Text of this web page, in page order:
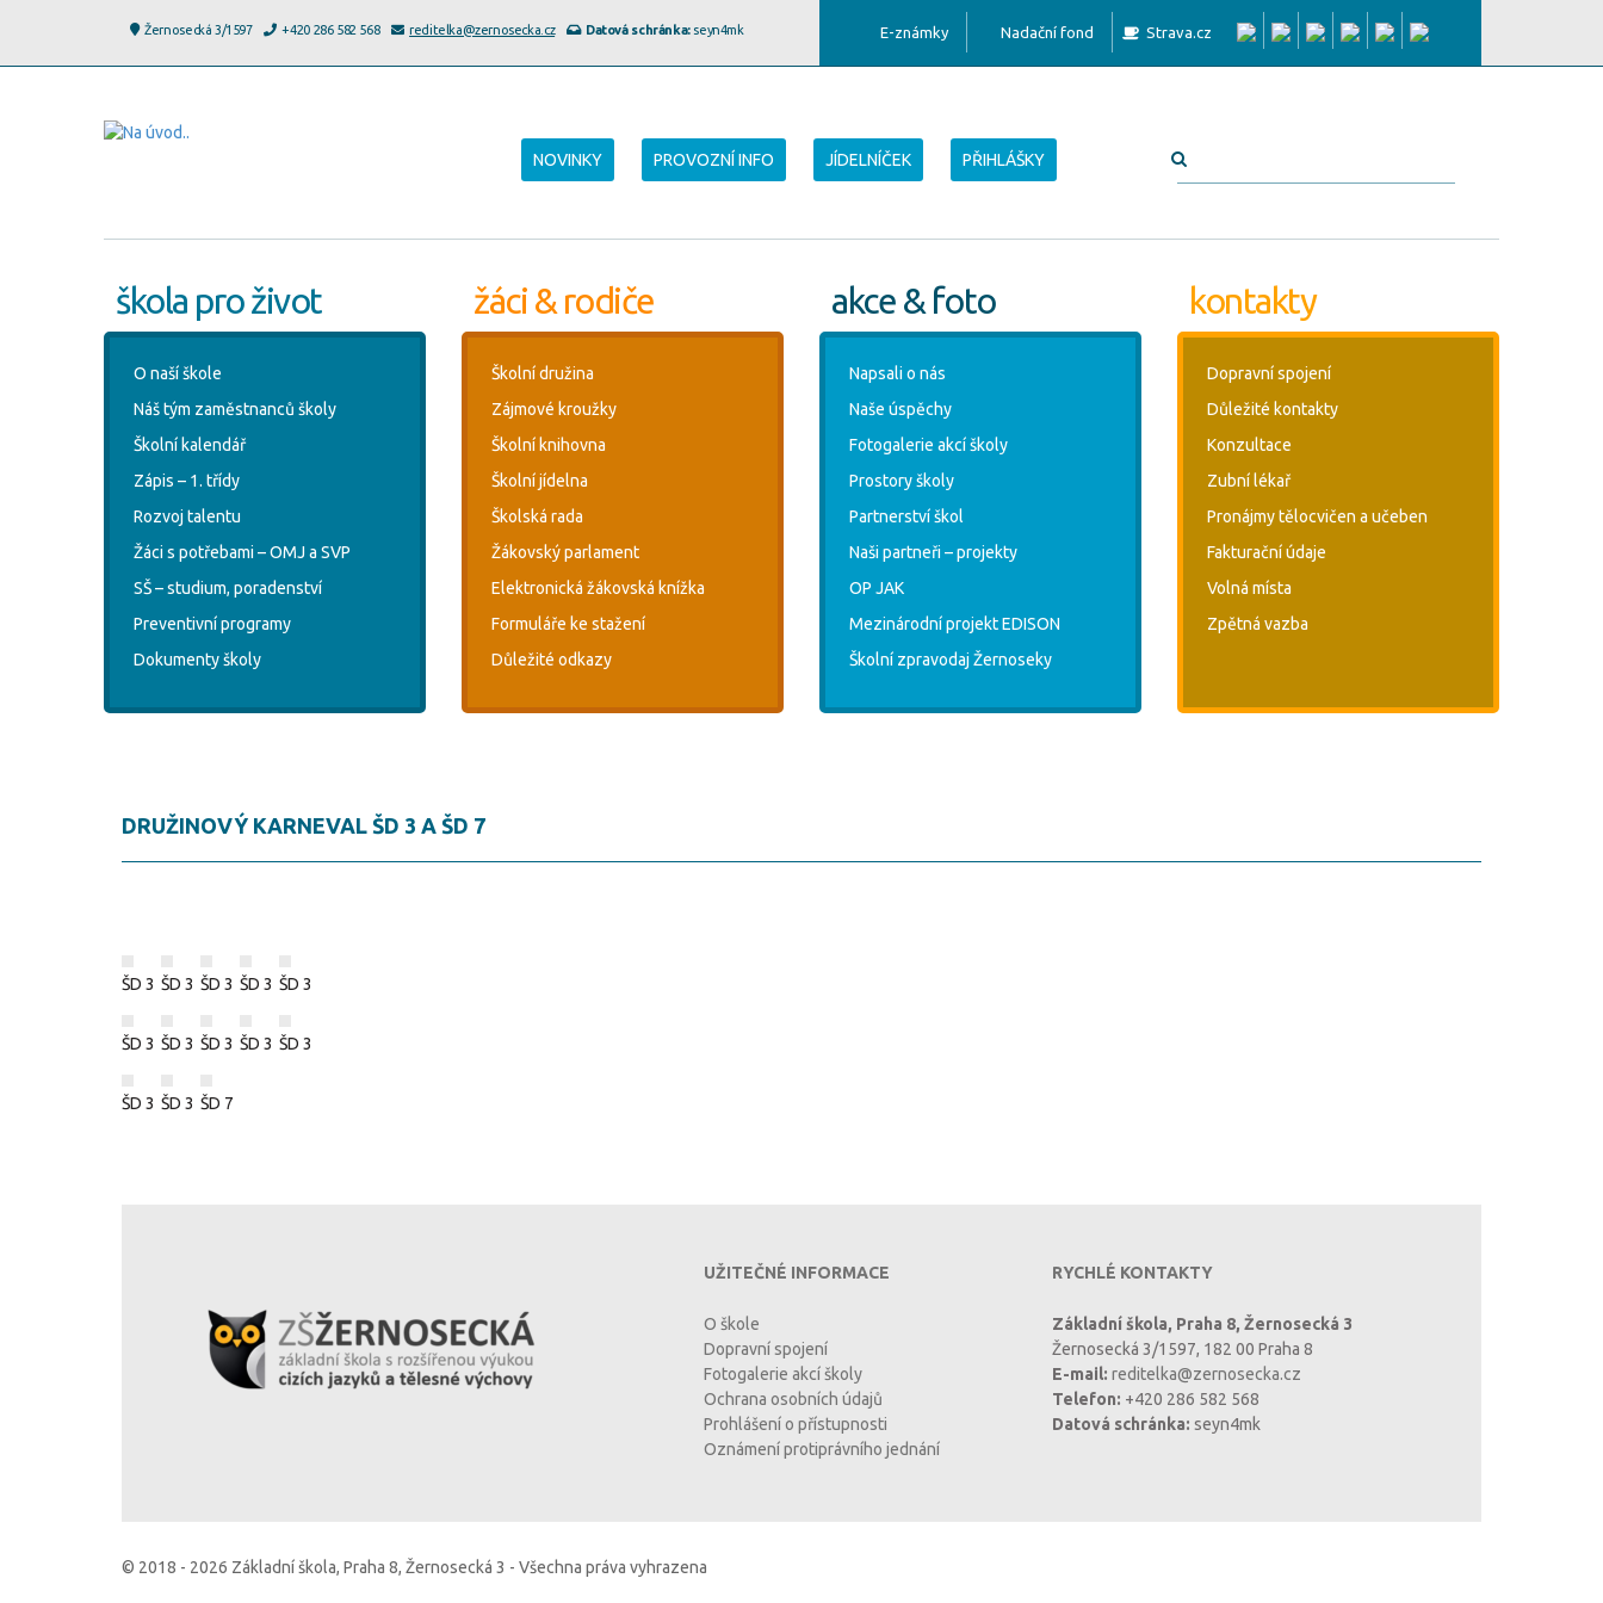
Žernosecká 3/1597 +420 286 582 568 reditelka@zernosecka.cz Datová schránka:seyn4mk E-známky Nadační fond Strava.cz
NOVINKY PROVOZNÍ INFO JÍDELNÍČEK PŘIHLÁŠKY
škola pro život
O naší škole
Náš tým zaměstnanců školy
Školní kalendář
Zápis – 1. třídy
Rozvoj talentu
Žáci s potřebami – OMJ a SVP
SŠ – studium, poradenství
Preventivní programy
Dokumenty školy
žáci & rodiče
Školní družina
Zájmové kroužky
Školní knihovna
Školní jídelna
Školská rada
Žákovský parlament
Elektronická žákovská knížka
Formuláře ke stažení
Důležité odkazy
akce & foto
Napsali o nás
Naše úspěchy
Fotogalerie akcí školy
Prostory školy
Partnerství škol
Naši partneři – projekty
OP JAK
Mezinárodní projekt EDISON
Školní zpravodaj Žernoseky
kontakty
Dopravní spojení
Důležité kontakty
Konzultace
Zubní lékař
Pronájmy tělocvičen a učeben
Fakturační údaje
Volná místa
Zpětná vazba
DRUŽINOVÝ KARNEVAL ŠD 3 A ŠD 7
ŠD 3 ŠD 3 ŠD 3 ŠD 3 ŠD 3
ŠD 3 ŠD 3 ŠD 3 ŠD 3 ŠD 3
ŠD 3 ŠD 3 ŠD 7
UŽITEČNÉ INFORMACE
O škole
Dopravní spojení
Fotogalerie akcí školy
Ochrana osobních údajů
Prohlášení o přístupnosti
Oznámení protiprávního jednání
RYCHLÉ KONTAKTY
Základní škola, Praha 8, Žernosecká 3
Žernosecká 3/1597, 182 00 Praha 8
E-mail: reditelka@zernosecka.cz
Telefon: +420 286 582 568
Datová schránka: seyn4mk
© 2018 - 2026 Základní škola, Praha 8, Žernosecká 3 - Všechna práva vyhrazena